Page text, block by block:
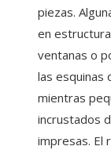
piezas.
en
ventanas o
las esquinas
mientras
incrustados
impresas. El